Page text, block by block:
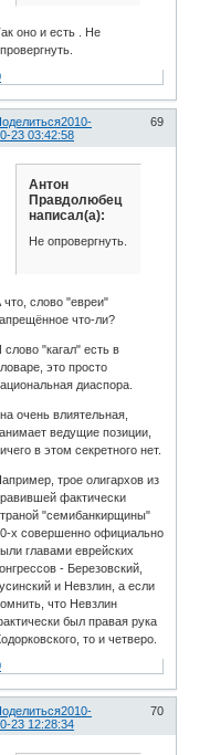
оно и есть . Не
69
2010-
23 03:42:58
Антон
Правдолюбец
написал(а):
Не опровергнуть.
что, слово "евреи"
что-ли?
слово "кагал" есть в
это просто
диаспора.
очень влиятельная,
ведущие позиции,
в этом секретного нет.
трое олигархов из
фактически
"семибанкирщины"
х совершенно официально
главами еврейских
- Березовский,
и Невзлин, а если
что Невзлин
был правая рука
то и четверо.
70
2010-
23 12:28:34